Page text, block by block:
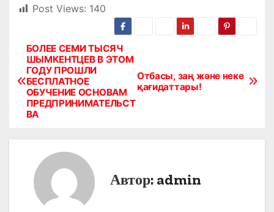
Post Views: 140
Н
а
Отбасы, заң және неке
қағидаттары!
БОЛЕЕ СЕМИ ТЫСЯЧ
ШЫМКЕНТЦЕВ В ЭТОМ
ГОДУ ПРОШЛИ
БЕСПЛАТНОЕ
ОБУЧЕНИЕ ОСНОВАМ
ПРЕДПРИНИМАТЕЛЬСТ
ВА
Автор: admin